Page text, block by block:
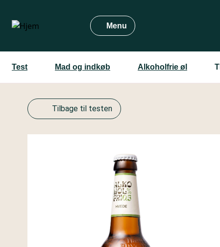
hovedindhold
Menu
Test Mad og indkøb Alkoholfrie øl
Tilbage til testen